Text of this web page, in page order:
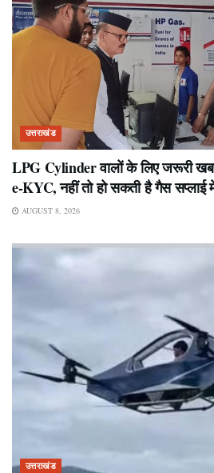
उत्तराखंड
LPG Cylinder वालों के लिए जरूरी
e-KYC, नहीं तो हो सकती है गैस सप्लाई
AUGUST 8, 2026
उत्तराखंड